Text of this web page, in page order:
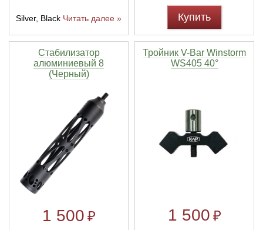
Silver, Black Читать далее » Купить
Стабилизатор
алюминиевый 8
(Черный)
1 500 ₽
Тройник V-Bar Winstorm
WS405 40°
1 500 ₽